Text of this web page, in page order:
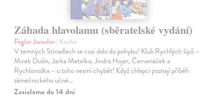
Záhada hlavolamu (sběratelské vydání)
Foglar Jaroslav| Kniha
V temných Stínadlech se cosi dalo do pohybu! Klub Rychlých šípů –
Mirek Dušín, Jarka Metelka, Jindra Hojer, Červenáček a
Rychlonožka – u toho nesmí chybět! Když chlapci poznají příběh
zámečnického učně…
Zasielame do 14 dní